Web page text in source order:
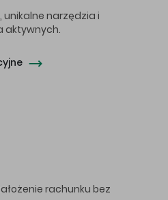
unikalne narzędzia i
aktywnych.
rachunku bez